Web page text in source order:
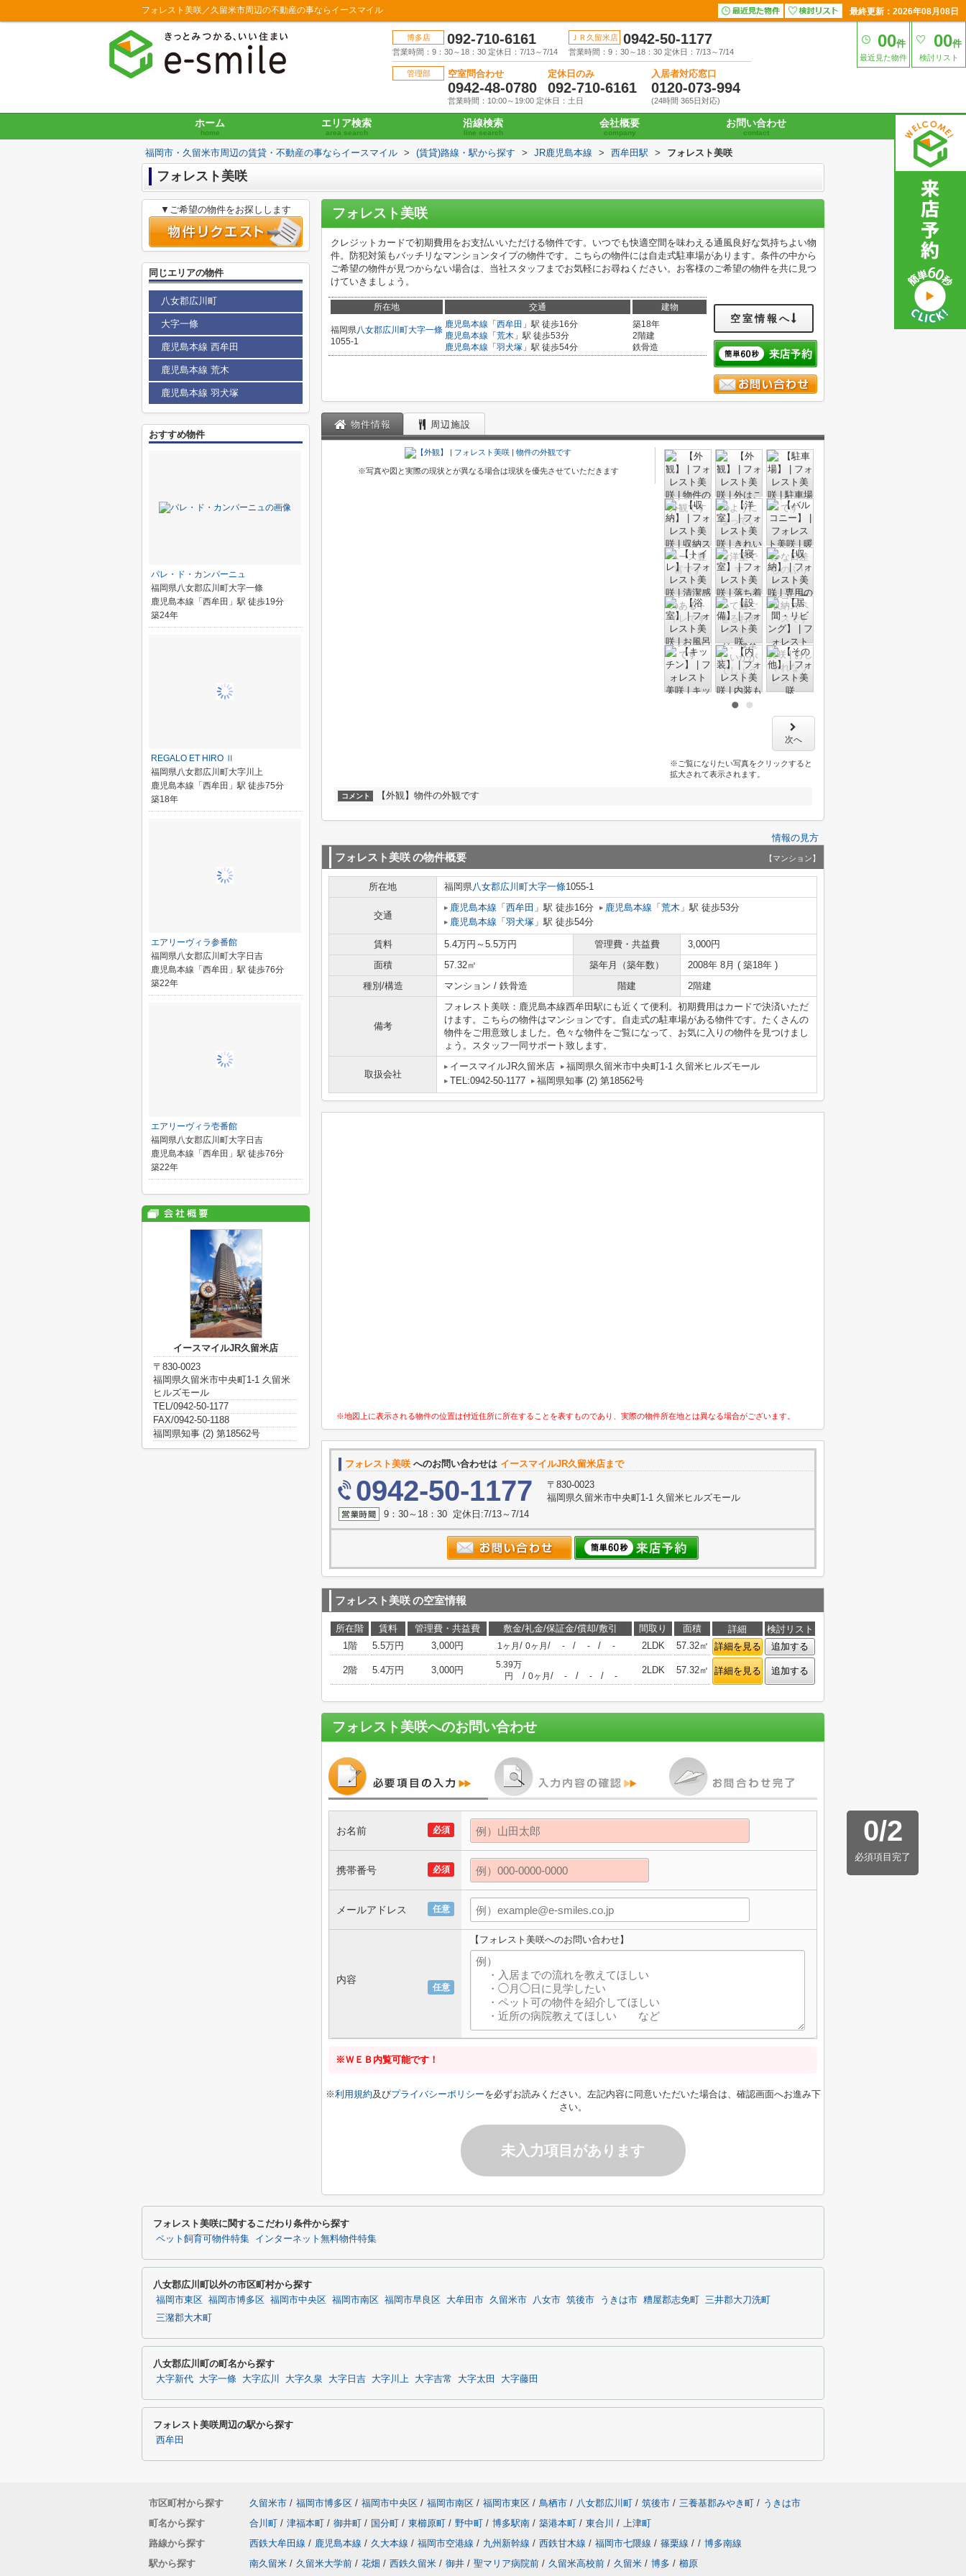
フォレスト美咲／久留米市周辺の不動産の事ならイースマイル 最終更新：2026年08月08日
博多店 092-710-6161
営業時間：9：30～18：30 定休日：7/13～7/14
ＪＲ久留米店 0942-50-1177
営業時間：9：30～18：30 定休日：7/13～7/14
管理部 空室問合わせ
0942-48-0780
定休日のみ
092-710-6161
営業時間：10:00～19:00 定休日：土日
入居者対応窓口
0120-073-994
(24時間 365日対応)
00件
最近見た物件
00件
検討リスト
ホーム
home
エリア検索
area search
沿線検索
line search
会社概要
company
お問い合わせ
contact
福岡市・久留米市周辺の賃貸・不動産の事ならイースマイル > (賃貸)路線・駅から探す > JR鹿児島本線 > 西牟田駅 > フォレスト美咲
フォレスト美咲
フォレスト美咲
クレジットカードで初期費用をお支払いいただける物件です。いつでも快適空間を味わえる通風良好な気持ちよい物
件。防犯対策もバッチリなマンションタイプの物件です。こちらの物件には自走式駐車場があります。条件の中から
ご希望の物件が見つからない場合は、当社スタッフまでお気軽にお尋ねください。お客様のご希望の物件を共に見つ
けていきましょう。
所在地 交通 建物
福岡県八女郡広川町大字一條
1055-1
鹿児島本線 「 西牟田 」駅 徒歩16分
鹿児島本線 「 荒木 」駅 徒歩53分
鹿児島本線 「 羽犬塚 」駅 徒歩54分
築18年
2階建
鉄骨造
空室情報へ
物件情報 周辺施設
※写真や図と実際の現状とが異なる場合は現状を優先させていただきます
次へ
※ご覧になりたい写真をクリックすると
拡大されて表示されます。
コメント 【外観】物件の外観です
情報の見方
フォレスト美咲の物件概要 【マンション】
所在地 福岡県八女郡広川町大字一條1055-1
交通
鹿児島本線 「 西牟田 」駅 徒歩16分 鹿児島本線 「 荒木 」駅 徒歩53分
鹿児島本線 「 羽犬塚 」駅 徒歩54分
賃料 5.4万円～5.5万円 管理費・共益費
3,000円
面積
57.32㎡ 築年月（築年数）
2008年 8月 ( 築18年 )
種別/構造
マンション / 鉄骨造 階建 2階建
備考
フォレスト美咲：鹿児島本線西牟田駅にも近くて便利。初期費用はカードで決済いただ
けます。こちらの物件はマンションです。自走式の駐車場がある物件です。たくさんの
物件をご用意致しました。色々な物件をご覧になって、お気に入りの物件を見つけまし
ょう。スタッフ一同サポート致します。
取扱会社
イースマイルJR久留米店
福岡県久留米市中央町1-1 久留米ヒルズモール
TEL:0942-50-1177
福岡県知事 (2) 第18562号
※地図上に表示される物件の位置は付近住所に所在することを表すものであり、実際の物件所在地とは異なる場合がございます。
フォレスト美咲 へのお問い合わせは イースマイルJR久留米店まで
0942-50-1177
〒830-0023
福岡県久留米市中央町1-1 久留米ヒルズモール
9：30～18：30 定休日:7/13～7/14
フォレスト美咲の空室情報
所在階 賃料 管理費・共益費 敷金/礼金/保証金/償却/敷引 間取り 面積 詳細
検討リスト
1階
5.5万円 3,000円 1ヶ月 / 0ヶ月 / - / - / - 2LDK 57.32㎡ 詳細を見る 追加する
2階 5.4万円 3,000円
5.39万
円
/ 0ヶ月 / - / - / -
2LDK 57.32㎡ 詳細を見る 追加する
フォレスト美咲へのお問い合わせ
0/2
必須項目完了
必須
お名前
必須
携帯番号
任意
メールアドレス
任意
内容
【フォレスト美咲へのお問い合わせ】
※ＷＥＢ内覧可能です！
※利用規約及びプライバシーポリシーを必ずお読みください。左記内容に同意いただいた場合は、確認画面へお進み下
さい。
未入力項目があります
▼ご希望の物件をお探しします
同じエリアの物件
八女郡広川町
大字一條
鹿児島本線 西牟田
鹿児島本線 荒木
鹿児島本線 羽犬塚
おすすめ物件
パレ・ド・カンパーニュ
福岡県八女郡広川町大字一條
鹿児島本線「西牟田」駅 徒歩19分
築24年
REGALO ET HIRO Ⅱ
福岡県八女郡広川町大字川上
鹿児島本線「西牟田」駅 徒歩75分
築18年
エアリーヴィラ参番館
福岡県八女郡広川町大字日吉
鹿児島本線「西牟田」駅 徒歩76分
築22年
エアリーヴィラ壱番館
福岡県八女郡広川町大字日吉
鹿児島本線「西牟田」駅 徒歩76分
築22年
イースマイルJR久留米店
〒830-0023
福岡県久留米市中央町1-1 久留米
ヒルズモール
TEL/0942-50-1177
FAX/0942-50-1188
福岡県知事 (2) 第18562号
フォレスト美咲に関するこだわり条件から探す
ペット飼育可物件特集 インターネット無料物件特集
八女郡広川町以外の市区町村から探す
福岡市東区 福岡市博多区 福岡市中央区 福岡市南区 福岡市早良区 大牟田市 久留米市 八女市 筑後市 うきは市 糟屋郡志免町
三井郡大刀洗町
三潴郡大木町
八女郡広川町の町名から探す
大字新代 大字一條 大字広川 大字久泉 大字日吉 大字川上 大字吉常 大字太田 大字藤田
フォレスト美咲周辺の駅から探す
西牟田
市区町村から探す 久留米市 / 福岡市博多区 / 福岡市中央区 / 福岡市南区 / 福岡市東区 / 鳥栖市 / 八女郡広川町 / 筑後市 / 三養基郡みやき町 / うきは市
町名から探す
合川町 / 津福本町 / 御井町 / 国分町 / 東櫛原町 / 野中町 / 博多駅南 / 築港本町 / 東合川 / 上津町
路線から探す
西鉄大牟田線 / 鹿児島本線 / 久大本線 / 福岡市空港線 / 九州新幹線 / 西鉄甘木線 / 福岡市七隈線 / 篠栗線 / / 博多南線
駅から探す
南久留米 / 久留米大学前 / 花畑 / 西鉄久留米 / 御井 / 聖マリア病院前 / 久留米高校前 / 久留米 / 博多 / 櫛原